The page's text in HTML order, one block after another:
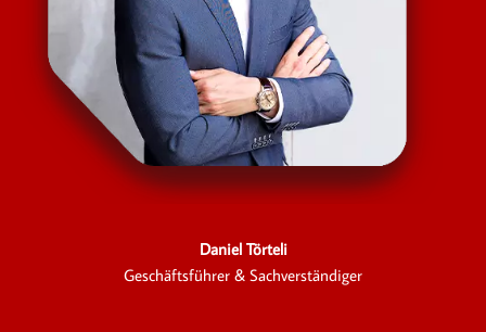
Daniel Törteli
Geschäftsführer & Sachverständiger